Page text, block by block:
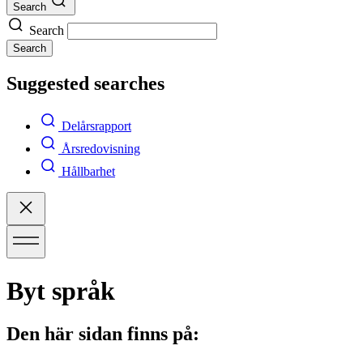
Search
Search
Search
Suggested searches
Delårsrapport
Årsredovisning
Hållbarhet
Byt språk
Den här sidan finns på: